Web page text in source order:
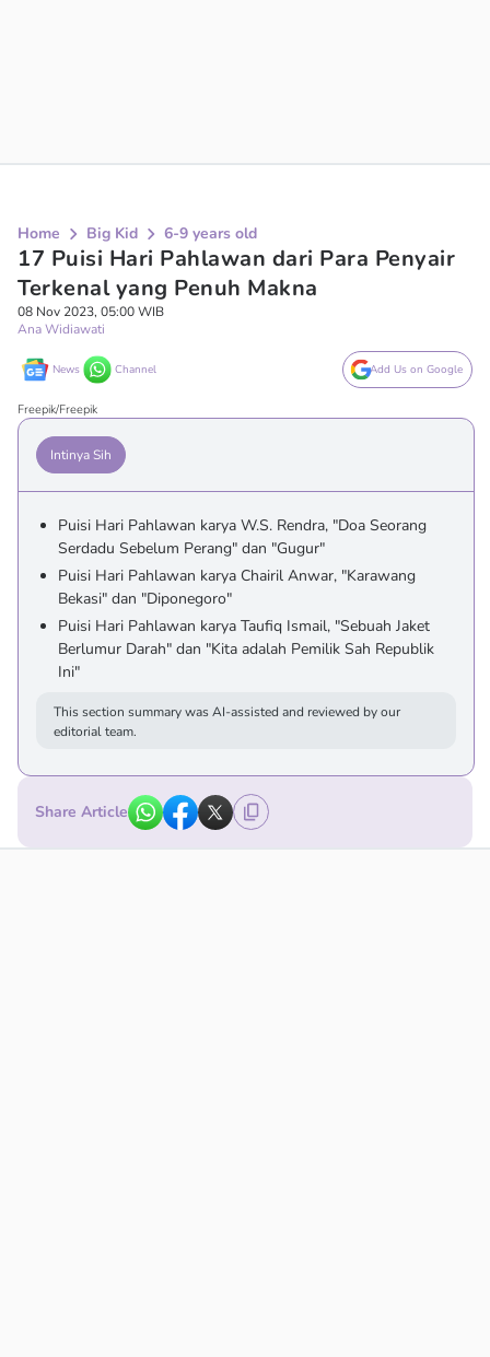
Home Big Kid 6-9 years old
17 Puisi Hari Pahlawan dari Para Penyair
Terkenal yang Penuh Makna
08 Nov 2023, 05:00 WIB
Ana Widiawati
News Channel Add Us on Google
Freepik/Freepik
Intinya Sih
Puisi Hari Pahlawan karya W.S. Rendra, "Doa Seorang
Serdadu Sebelum Perang" dan "Gugur"
Puisi Hari Pahlawan karya Chairil Anwar, "Karawang
Bekasi" dan "Diponegoro"
Puisi Hari Pahlawan karya Taufiq Ismail, "Sebuah Jaket
Berlumur Darah" dan "Kita adalah Pemilik Sah Republik
Ini"
This section summary was AI-assisted and reviewed by our
editorial team.
Share Article